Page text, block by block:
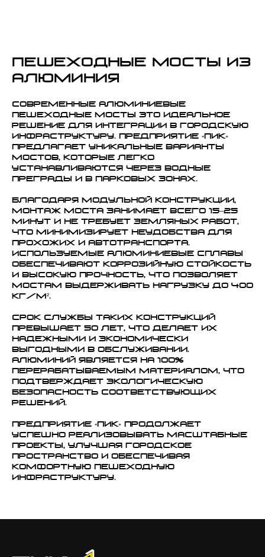
Пешеходные мосты из
алюминия
Современные алюминиевые
пешеходные мосты Это идеальное
решение для интеграции в городскую
инфраструктуру. Предприятие «ПИК»
предлагает уникальные варианты
мостов, которые легко
устанавливаются через водные
преграды и в парковых зонах.
Благодаря модульной конструкции,
монтаж моста занимает всего 15–25
минут и не требует земляных работ,
что минимизирует неудобства для
прохожих и автотранспорта.
Используемые алюминиевые сплавы
обеспечивают коррозийную стойкость
и высокую прочность, что позволяет
мостам выдерживать нагрузку до 400
кг/м².
Срок службы таких конструкций
превышает 50 лет, что делает их
надежными и экономически
выгодными в обслуживании.
Алюминий является на 100%
перерабатываемым материалом, что
подтверждает экологическую
безопасность соответствующих
решений.
Предприятие «ПИК» продолжает
успешно реализовывать масштабные
проекты, улучшая городское
пространство и обеспечивая
комфортную пешеходную
инфраструктуру.